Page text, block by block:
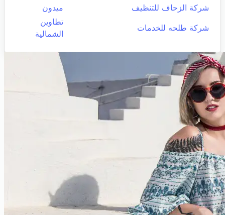
شركة الزحاف للتنظيف
ميدون
شركة طلحه للخدمات
تطاوين
الشمالية